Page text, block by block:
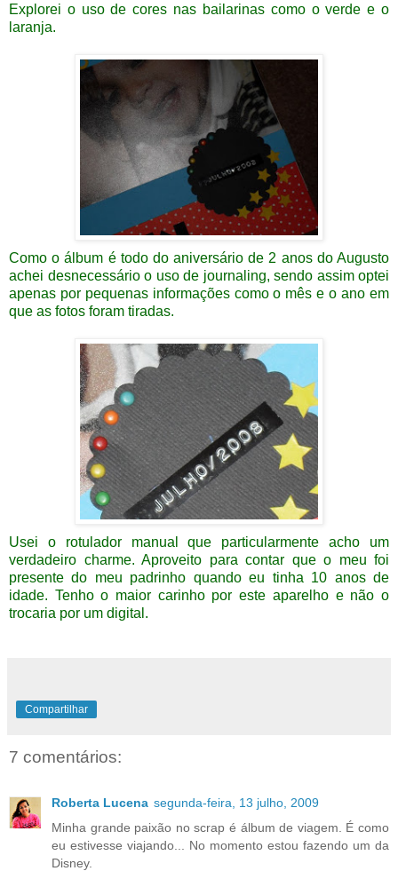
Explorei o uso de cores nas bailarinas como o verde e o
laranja.
Como o álbum é todo do aniversário de 2 anos do Augusto
achei desnecessário o uso de journaling, sendo assim optei
apenas por pequenas informações como o mês e o ano em
que as fotos foram tiradas.
Usei o rotulador manual que particularmente acho um
verdadeiro charme. Aproveito para contar que o meu foi
presente do meu padrinho quando eu tinha 10 anos de
idade. Tenho o maior carinho por este aparelho e não o
trocaria por um digital.
Compartilhar
7 comentários:
Roberta Lucena segunda-feira, 13 julho, 2009
Minha grande paixão no scrap é álbum de viagem. É como
eu estivesse viajando... No momento estou fazendo um da
Disney.